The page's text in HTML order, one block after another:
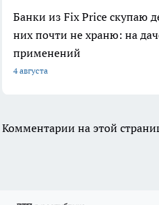
Банки из Fix Price скупаю
них почти не храню: на
применений
4 августа
Комментарии на этой